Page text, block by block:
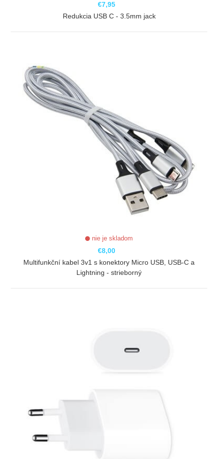
€7,95
Redukcia USB C - 3.5mm jack
nie je skladom
€8,00
Multifunkční kabel 3v1 s konektory Micro USB, USB-C a
Lightning - strieborný